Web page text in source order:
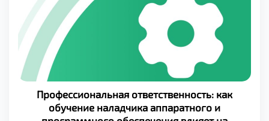
услуги, способные изменить жизнь людей. Особенно
важно, что […]
Профессиональная ответственность: как
обучение наладчика аппаратного и